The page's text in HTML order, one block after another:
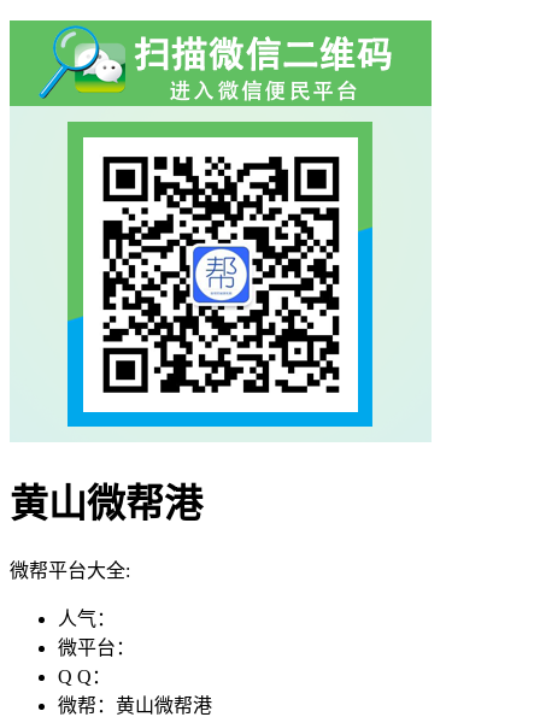
黄山微帮港
微帮平台大全:
人气：
微平台：
Q Q：
微帮：黄山微帮港